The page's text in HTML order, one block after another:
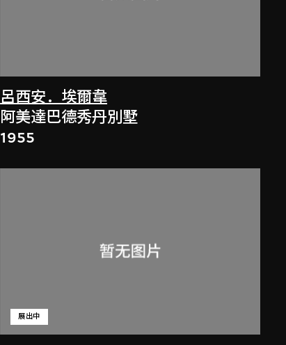
呂西安．埃爾韋
阿美達巴德秀丹別墅
1955
展出中